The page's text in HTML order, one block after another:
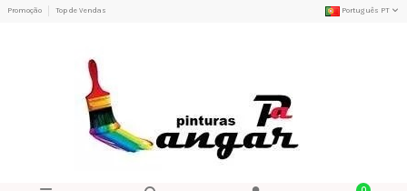
Promoção Top de Vendas Português PT